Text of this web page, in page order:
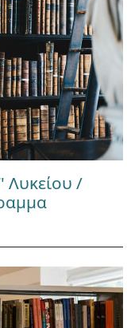
Λυκείου /